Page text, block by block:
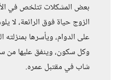
بعض المشكلات تتلخص في
الزوج حياة فوق الرائعة، لا
على الدوام، ويأسرها
وكل سكون، وينفق عليها من
شاب في مقتبل عمره.